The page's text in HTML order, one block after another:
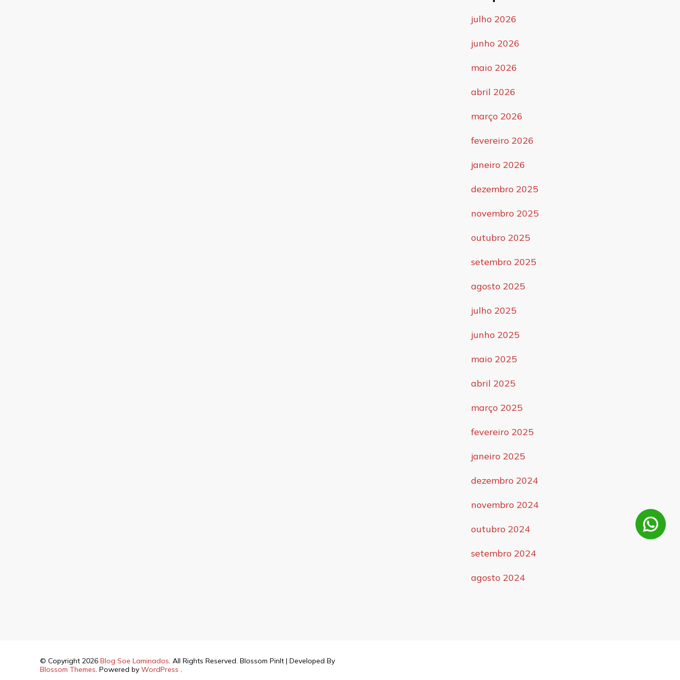
julho 2026
junho 2026
maio 2026
abril 2026
março 2026
fevereiro 2026
janeiro 2026
dezembro 2025
novembro 2025
outubro 2025
setembro 2025
agosto 2025
julho 2025
junho 2025
maio 2025
abril 2025
março 2025
fevereiro 2025
janeiro 2025
dezembro 2024
novembro 2024
outubro 2024
setembro 2024
agosto 2024
© Copyright 2026 Blog Soe Laminados. All Rights Reserved. Blossom PinIt | Developed By
Blossom Themes. Powered by WordPress .